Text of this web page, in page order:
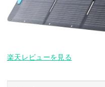
楽天レビューを見る